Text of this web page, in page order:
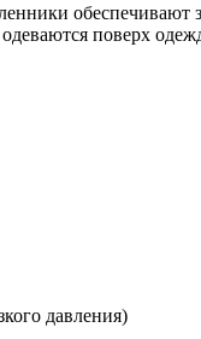
поверх
давления)